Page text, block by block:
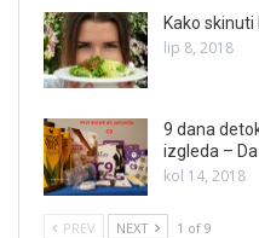
Kako
lip 8, 2018
9 dana
izgleda –
kol 14, 2018
PREV NEXT 1 of 9